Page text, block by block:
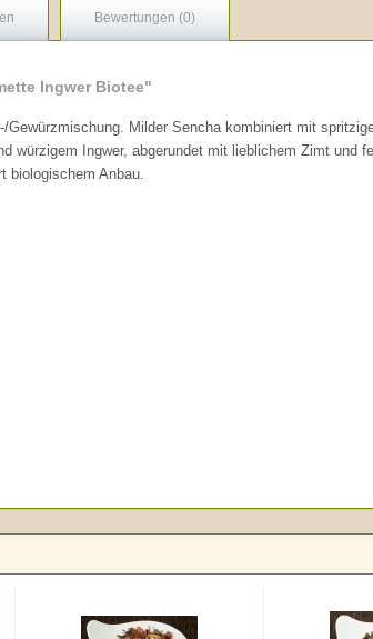
Bewertungen (0)
Ingwer Biotee"
Gewürzmischung. Milder Sencha kombiniert mit
würzigem Ingwer, abgerundet mit lieblichem Zimt und
biologischem Anbau.